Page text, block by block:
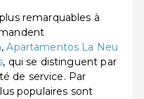
remarquables à
,Apartamentos La Neu
, qui se distinguent par
de service. Par
populaires sont